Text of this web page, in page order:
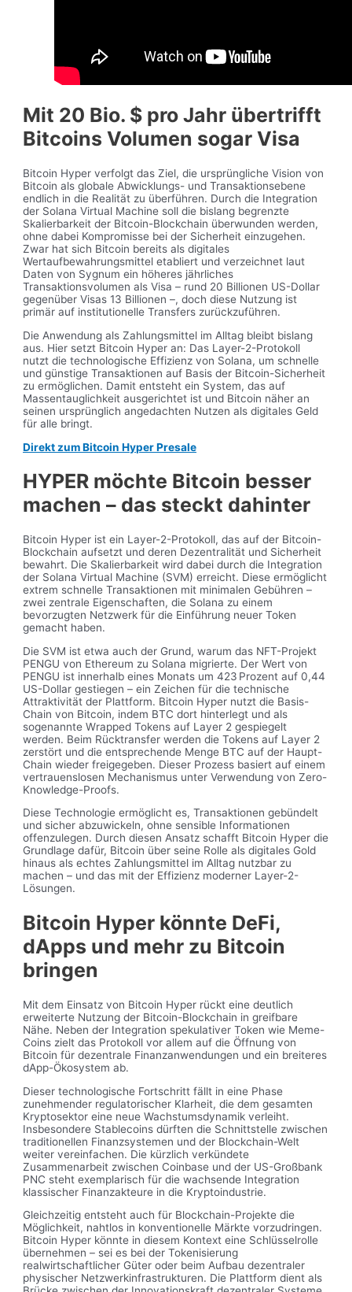
Mit 20 Bio. $ pro Jahr übertrifft
Bitcoins Volumen sogar Visa
Bitcoin Hyper verfolgt das Ziel, die ursprüngliche Vision von
Bitcoin als globale Abwicklungs- und Transaktionsebene
endlich in die Realität zu überführen. Durch die Integration
der Solana Virtual Machine soll die bislang begrenzte
Skalierbarkeit der Bitcoin-Blockchain überwunden werden,
ohne dabei Kompromisse bei der Sicherheit einzugehen.
Zwar hat sich Bitcoin bereits als digitales
Wertaufbewahrungsmittel etabliert und verzeichnet laut
Daten von Sygnum ein höheres jährliches
Transaktionsvolumen als Visa – rund 20 Billionen US-Dollar
gegenüber Visas 13 Billionen –, doch diese Nutzung ist
primär auf institutionelle Transfers zurückzuführen.
Die Anwendung als Zahlungsmittel im Alltag bleibt bislang
aus. Hier setzt Bitcoin Hyper an: Das Layer-2-Protokoll
nutzt die technologische Effizienz von Solana, um schnelle
und günstige Transaktionen auf Basis der Bitcoin-Sicherheit
zu ermöglichen. Damit entsteht ein System, das auf
Massentauglichkeit ausgerichtet ist und Bitcoin näher an
seinen ursprünglich angedachten Nutzen als digitales Geld
für alle bringt.
Direkt zum Bitcoin Hyper Presale
HYPER möchte Bitcoin besser
machen – das steckt dahinter
Bitcoin Hyper ist ein Layer-2-Protokoll, das auf der Bitcoin-
Blockchain aufsetzt und deren Dezentralität und Sicherheit
bewahrt. Die Skalierbarkeit wird dabei durch die Integration
der Solana Virtual Machine (SVM) erreicht. Diese ermöglicht
extrem schnelle Transaktionen mit minimalen Gebühren –
zwei zentrale Eigenschaften, die Solana zu einem
bevorzugten Netzwerk für die Einführung neuer Token
gemacht haben.
Die SVM ist etwa auch der Grund, warum das NFT-Projekt
PENGU von Ethereum zu Solana migrierte. Der Wert von
PENGU ist innerhalb eines Monats um 423 Prozent auf 0,44
US-Dollar gestiegen – ein Zeichen für die technische
Attraktivität der Plattform. Bitcoin Hyper nutzt die Basis-
Chain von Bitcoin, indem BTC dort hinterlegt und als
sogenannte Wrapped Tokens auf Layer 2 gespiegelt
werden. Beim Rücktransfer werden die Tokens auf Layer 2
zerstört und die entsprechende Menge BTC auf der Haupt-
Chain wieder freigegeben. Dieser Prozess basiert auf einem
vertrauenslosen Mechanismus unter Verwendung von Zero-
Knowledge-Proofs.
Diese Technologie ermöglicht es, Transaktionen gebündelt
und sicher abzuwickeln, ohne sensible Informationen
offenzulegen. Durch diesen Ansatz schafft Bitcoin Hyper die
Grundlage dafür, Bitcoin über seine Rolle als digitales Gold
hinaus als echtes Zahlungsmittel im Alltag nutzbar zu
machen – und das mit der Effizienz moderner Layer-2-
Lösungen.
Bitcoin Hyper könnte DeFi,
dApps und mehr zu Bitcoin
bringen
Mit dem Einsatz von Bitcoin Hyper rückt eine deutlich
erweiterte Nutzung der Bitcoin-Blockchain in greifbare
Nähe. Neben der Integration spekulativer Token wie Meme-
Coins zielt das Protokoll vor allem auf die Öffnung von
Bitcoin für dezentrale Finanzanwendungen und ein breiteres
dApp-Ökosystem ab.
Dieser technologische Fortschritt fällt in eine Phase
zunehmender regulatorischer Klarheit, die dem gesamten
Kryptosektor eine neue Wachstumsdynamik verleiht.
Insbesondere Stablecoins dürften die Schnittstelle zwischen
traditionellen Finanzsystemen und der Blockchain-Welt
weiter vereinfachen. Die kürzlich verkündete
Zusammenarbeit zwischen Coinbase und der US-Großbank
PNC steht exemplarisch für die wachsende Integration
klassischer Finanzakteure in die Kryptoindustrie.
Gleichzeitig entsteht auch für Blockchain-Projekte die
Möglichkeit, nahtlos in konventionelle Märkte vorzudringen.
Bitcoin Hyper könnte in diesem Kontext eine Schlüsselrolle
übernehmen – sei es bei der Tokenisierung
realwirtschaftlicher Güter oder beim Aufbau dezentraler
physischer Netzwerkinfrastrukturen. Die Plattform dient als